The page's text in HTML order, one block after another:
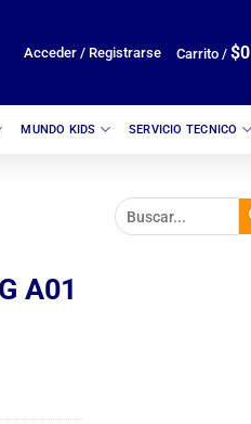
Acceder / Registrarse Carrito / $0
MUNDO KIDS SERVICIO TECNICO
A01